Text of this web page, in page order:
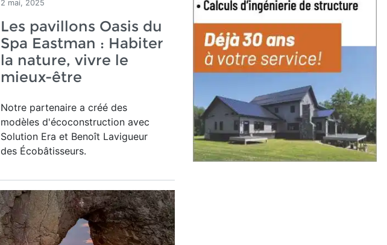
2 mai, 2025
Les pavillons Oasis du
Spa Eastman : Habiter
la nature, vivre le
mieux-être
Notre partenaire a créé des
modèles d'écoconstruction avec
Solution Era et Benoît Lavigueur
des Écobâtisseurs.